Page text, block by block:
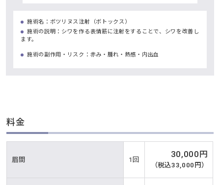
施術名：ボツリヌス注射（ボトックス）
施術の説明：シワを作る表情筋に注射をすることで、シワを改善し
ます。
施術の副作用・リスク：赤み・腫れ・熱感・内出血
料金
眉間 1回
30,000円
（税込33,000円）